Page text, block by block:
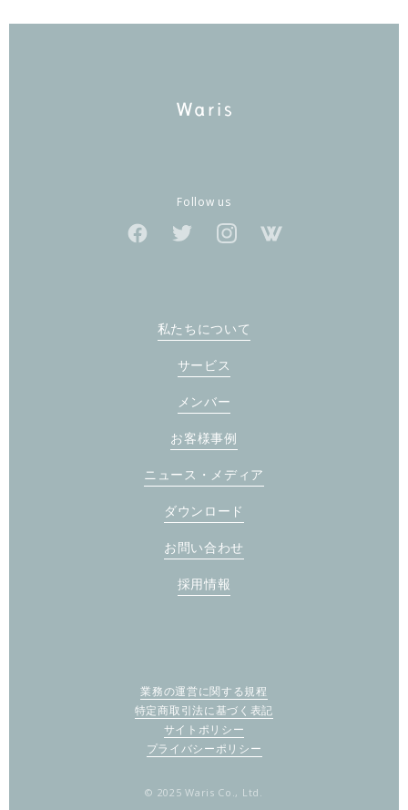
Follow us
私たちについて
サービス
メンバー
お客様事例
ニュース・メディア
ダウンロード
お問い合わせ
採用情報
業務の運営に関する規程
特定商取引法に基づく表記
サイトポリシー
プライバシーポリシー
© 2025 Waris Co., Ltd.